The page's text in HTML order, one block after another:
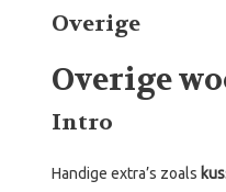
Overige
Overige
Intro
Handige extra’s zoals